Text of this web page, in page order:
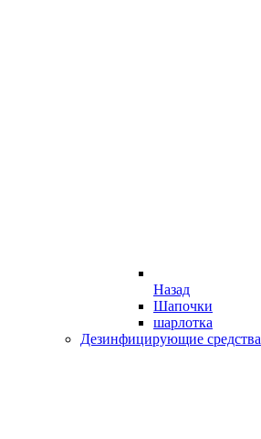
Назад
Шапочки
шарлотка
Дезинфицирующие средства